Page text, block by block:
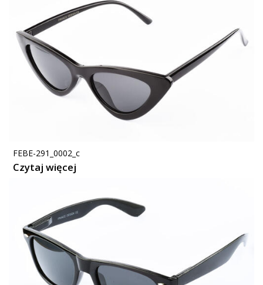
FEBE-291_0002_c
Czytaj więcej